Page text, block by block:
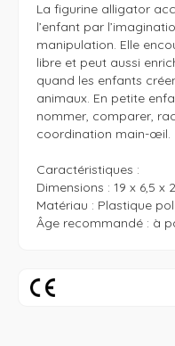
La figurine alligator
l’enfant par
manipulation. Elle
libre et peut aussi
quand les enfants
animaux. En petite
nommer, comparer,
coordination main-œil.
Caractéristiques :
Dimensions : 19 x 6,5 x
Matériau : Plastique
Âge recommandé : à